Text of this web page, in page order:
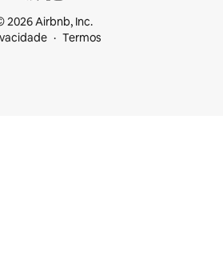
2026 Airbnb, Inc.
Termos